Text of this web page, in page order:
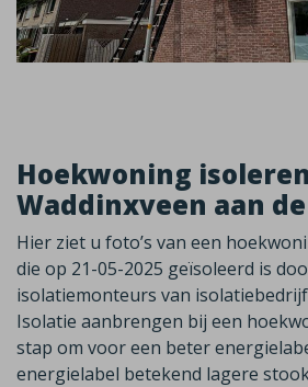
Hoekwoning
Waddinxveen aan
Hier ziet u foto’s van een
die op 21-05-2025 geïsoleerd is
isolatiemonteurs van
Isolatie aanbrengen bij een
stap om voor een beter
energielabel betekend lagere